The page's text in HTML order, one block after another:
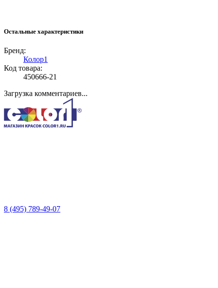
Остальные характеристики
Бренд:
Колор1
Код товара:
450666-21
Загрузка комментариев...
8 (495) 789-49-07